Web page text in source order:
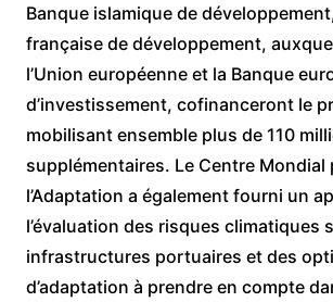
Banque islamique de
française de développement,
l’Union européenne et la Banque
d’investissement, cofinanceront le
mobilisant ensemble plus de 110
supplémentaires. Le Centre Mondial
l’Adaptation a également fourni un
l’évaluation des risques climatiques
infrastructures portuaires et des
d’adaptation à prendre en compte